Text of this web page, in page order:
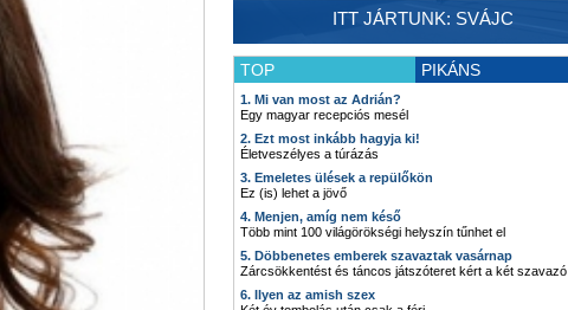
ITT JÁRTUNK: SVÁJC
TOP PIKÁNS
1. Mi van most az Adrián?
Egy magyar recepciós mesél
2. Ezt most inkább hagyja ki!
Életveszélyes a túrázás
3. Emeletes ülések a repülőkön
Ez (is) lehet a jövő
4. Menjen, amíg nem késő
Több mint 100 világörökségi helyszín tűnhet el
5. Döbbenetes emberek szavaztak vasárnap
Zárcsökkentést és táncos játszóteret kért a két szavazó
6. Ilyen az amish szex